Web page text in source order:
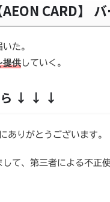
CARD】
た。
提供 していく。
ら ↓ ↓ ↓
りがとうございます。
て、第三者による不正